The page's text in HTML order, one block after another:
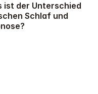
ist der Unterschied
Schlaf und